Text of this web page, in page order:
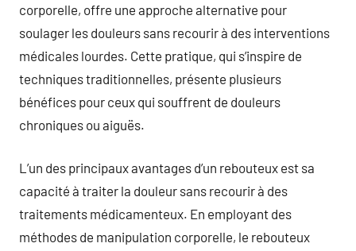
corporelle, offre une approche alternative pour
soulager les douleurs sans recourir à des interventions
médicales lourdes. Cette pratique, qui s’inspire de
techniques traditionnelles, présente plusieurs
bénéfices pour ceux qui souffrent de douleurs
chroniques ou aiguës.
L’un des principaux avantages d’un rebouteux est sa
capacité à traiter la douleur sans recourir à des
traitements médicamenteux. En employant des
méthodes de manipulation corporelle, le rebouteux